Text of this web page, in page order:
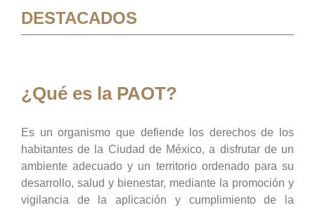
DESTACADOS
¿Qué es la PAOT?
Es un organismo que defiende los derechos de los
habitantes de la Ciudad de México, a disfrutar de un
ambiente adecuado y un territorio ordenado para su
desarrollo, salud y bienestar, mediante la promoción y
vigilancia de la aplicación y cumplimiento de la